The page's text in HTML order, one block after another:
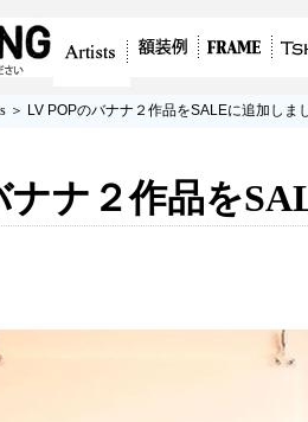
縁
＞ LV POPのバナナ２作品をSALEに追加しま
ナナ２作品を